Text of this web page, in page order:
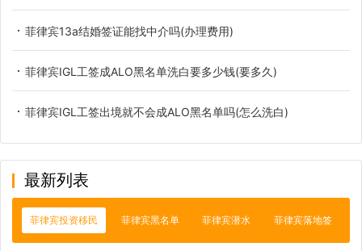
菲律宾13a结婚签证能找中介吗(办理费用)
菲律宾IGL工签成ALO黑名单洗白要多少钱(要多久)
菲律宾IGL工签出境就不会成ALO黑名单吗(怎么洗白)
最新列表
菲律宾投资移民 菲律宾黑名单 菲律宾潜水 菲律宾落地签